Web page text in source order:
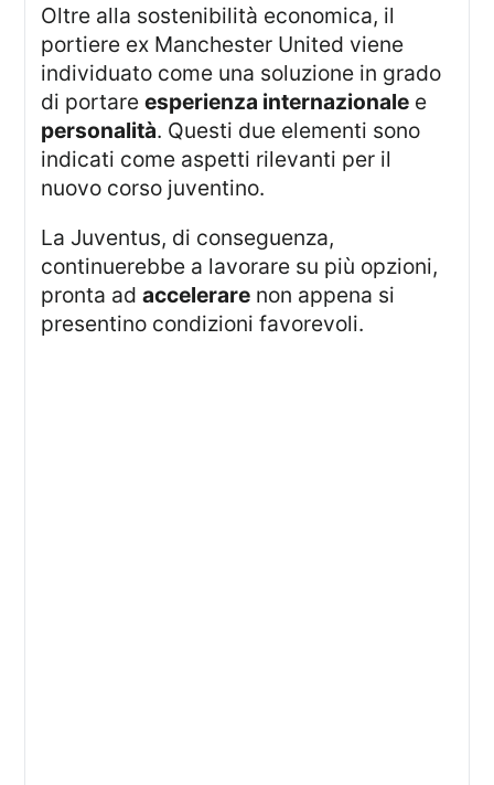
Oltre alla sostenibilità economica, il
portiere ex Manchester United viene
individuato come una soluzione in grado
di portareesperienza internazionale e
personalità. Questi due elementi sono
indicati come aspetti rilevanti per il
nuovo corso juventino.
La Juventus, di conseguenza,
continuerebbe a lavorare su più opzioni,
pronta adaccelerare non appena si
presentino condizioni favorevoli.